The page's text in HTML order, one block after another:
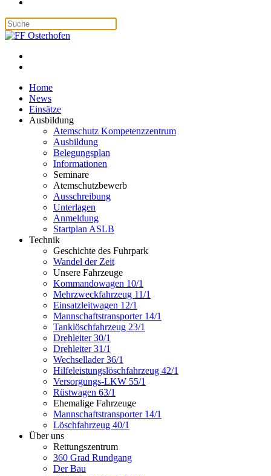
Home
News
Einsätze
Ausbildung
Atemschutz Kompetenzzentrum
Ausbildung
Belegungsplan
Informationen
Seminare
Atemschutzbewerb
Ausschreibung
Unterlagen
Anmeldung
Startplan ASLB
Technik
Geschichte des Fuhrpark
Wandel der Zeit
Unsere Fahrzeuge
Kommandowagen 10/1
Mehrzweckfahrzeug 11/1
Einsatzleitwagen 12/1
Mannschaftstransporter 14/1
Tanklöschfahrzeug 23/1
Drehleiter 30/1
Drehleiter 31/1
Wechsellader 36/1
Hilfeleistungslöschfahrzeug 42/1
Versorgungs-LKW 55/1
Rüstwagen 63/1
Ehemalige Fahrzeuge
Mannschaftstransporter 14/1
Löschfahrzeug 40/1
Über uns
Rettungszentrum
360 Grad Rundgang
Der Bau